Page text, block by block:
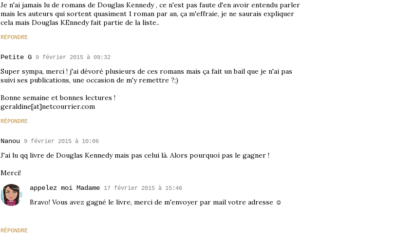
Je n'ai jamais lu de romans de Douglas Kennedy , ce n'est pas faute d'en avoir entendu parler
mais les auteurs qui sortent quasiment 1 roman par an, ça m'effraie, je ne saurais expliquer
cela mais Douglas KEnnedy fait partie de la liste..
RÉPONDRE
Petite G 9 février 2015 à 09:32
Super sympa, merci ! j'ai dévoré plusieurs de ces romans mais ça fait un bail que je n'ai pas
suivi ses publications, une occasion de m'y remettre ?;)
Bonne semaine et bonnes lectures !
geraldine[at]netcourrier.com
RÉPONDRE
Nanou 9 février 2015 à 10:06
J'ai lu qq livre de Douglas Kennedy mais pas celui là. Alors pourquoi pas le gagner !
Merci!
RÉPONDRE
appelez moi Madame 17 février 2015 à 15:46
Bravo! Vous avez gagné le livre, merci de m'envoyer par mail votre adresse ☺